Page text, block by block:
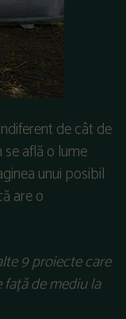
de cât de
află o lume
unui posibil
are o
9 proiecte care
de mediu la